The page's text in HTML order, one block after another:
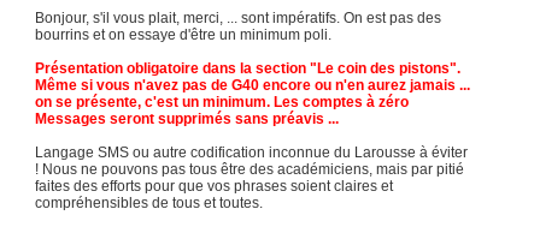
Bonjour, s'il vous plait, merci, ... sont impératifs. On est pas des
bourrins et on essaye d'être un minimum poli.
Présentation obligatoire dans la section "Le coin des pistons".
Même si vous n'avez pas de G40 encore ou n'en aurez jamais ...
on se présente, c'est un minimum. Les comptes à zéro
Messages seront supprimés sans préavis ...
Langage SMS ou autre codification inconnue du Larousse à éviter
! Nous ne pouvons pas tous être des académiciens, mais par pitié
faites des efforts pour que vos phrases soient claires et
compréhensibles de tous et toutes.